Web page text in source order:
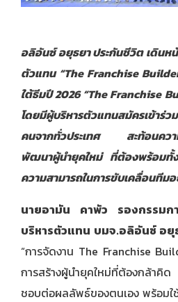
อลิอันซ์ อยุธยา ประกันชีวิต เดินห
ตัวแทน “The Franchise
ใต้ธีมปี 2026 “The Franchise
โดยมีผู้บริหารตัวแทนสมัครเข้าร่ว
คนจากทั่วประเทศ สะท้อนควา
พัฒนาผู้นำยุคใหม่ ที่ต้องพร้อมทั้
ความสามารถในการขับเคลื่อนทีมอ
นายอามัน คาพัว รองกรรมก
บริหารตัวแทน บมจ.อลิอันซ์ อยุ
“การจัดงาน The Franchise
การสร้างผู้นำยุคใหม่ที่ต้องกล้าคิ
ชอบต่อผลลัพธ์ของตนเอง พร้อมใ